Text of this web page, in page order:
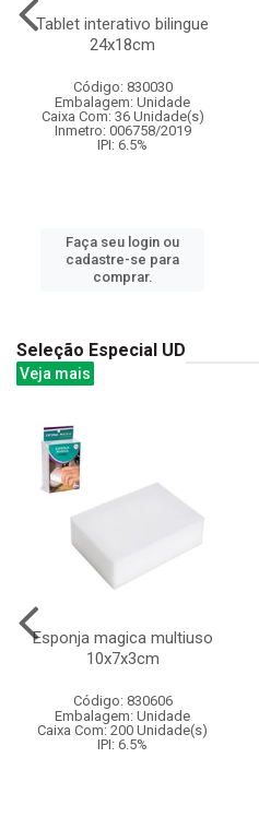
Tablet interativo bilingue
24x18cm
Código: 830030
Embalagem: Unidade
Caixa Com: 36 Unidade(s)
Inmetro: 006758/2019
IPI: 6.5%
Faça seu login ou
cadastre-se para
comprar.
Seleção Especial UD
Veja mais
Esponja magica multiuso
10x7x3cm
Código: 830606
Embalagem: Unidade
Caixa Com: 200 Unidade(s)
IPI: 6.5%